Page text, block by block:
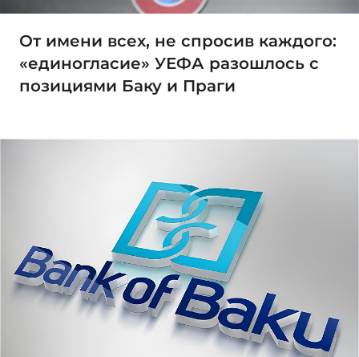
От имени всех, не спросив каждого:
«единогласие» УЕФА разошлось с
позициями Баку и Праги